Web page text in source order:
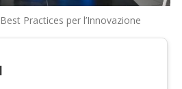
Practices per l’Innovazione